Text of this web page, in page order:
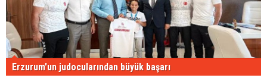
Erzurum'un judocularından büyük başarı